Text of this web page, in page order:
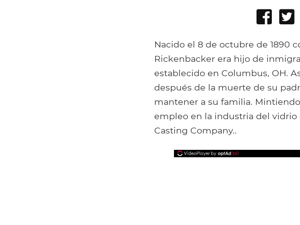
Share
Nacido el 8 de octubre de 1890
Rickenbacker era hijo de
establecido en Columbus, OH.
después de la muerte de su
mantener a su familia.
empleo en la industria del vidrio
Casting Company..